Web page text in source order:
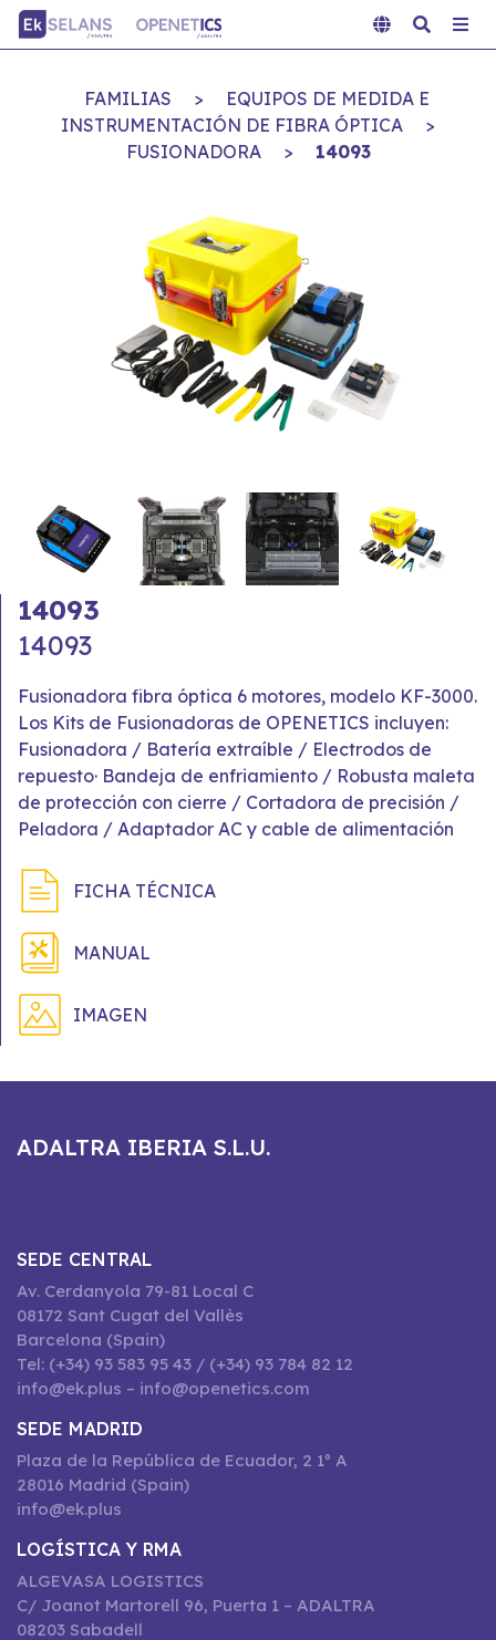
FAMILIAS >
EQUIPOS DE MEDIDA E
INSTRUMENTACIÓN DE FIBRA ÓPTICA
>
FUSIONADORA
> 14093
14093
14093
Fusionadora fibra óptica 6 motores, modelo KF-3000.
Los Kits de Fusionadoras de OPENETICS incluyen:
Fusionadora / Batería extraíble / Electrodos de
repuesto· Bandeja de enfriamiento / Robusta maleta
de protección con cierre / Cortadora de precisión /
Peladora / Adaptador AC y cable de alimentación
FICHA TÉCNICA
MANUAL
IMAGEN
ADALTRA IBERIA S.L.U.
SEDE CENTRAL
Av. Cerdanyola 79-81 Local C
08172 Sant Cugat del Vallès
Barcelona (Spain)
Tel: (+34) 93 583 95 43 / (+34) 93 784 82 12
info@ek.plus – info@openetics.com
SEDE MADRID
Plaza de la República de Ecuador, 2 1º A
28016 Madrid (Spain)
info@ek.plus
LOGÍSTICA Y RMA
ALGEVASA LOGISTICS
C/ Joanot Martorell 96, Puerta 1 – ADALTRA
08203 Sabadell